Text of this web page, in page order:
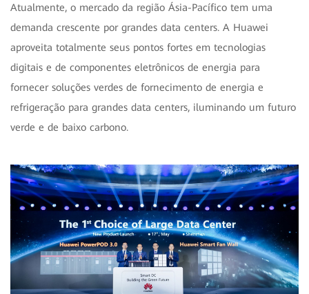
Atualmente, o mercado da região Ásia-Pacífico tem uma
demanda crescente por grandes data centers. A Huawei
aproveita totalmente seus pontos fortes em tecnologias
digitais e de componentes eletrônicos de energia para
fornecer soluções verdes de fornecimento de energia e
refrigeração para grandes data centers, iluminando um futuro
verde e de baixo carbono.